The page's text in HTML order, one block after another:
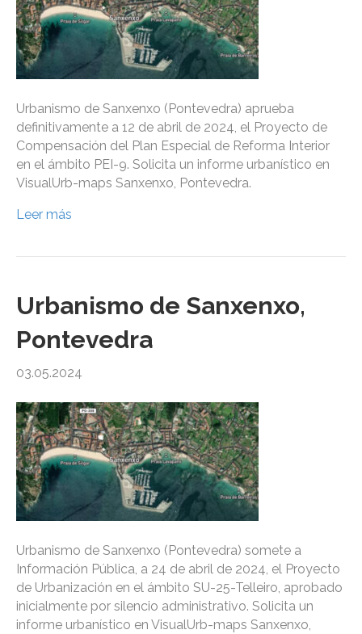
Urbanismo de Sanxenxo (Pontevedra) aprueba
definitivamente a 12 de abril de 2024, el Proyecto de
Compensación del Plan Especial de Reforma Interior
en el ámbito PEI-9. Solicita un informe urbanístico en
VisualUrb-maps Sanxenxo, Pontevedra.
Leer más
Urbanismo de Sanxenxo,
Pontevedra
03.05.2024
Urbanismo de Sanxenxo (Pontevedra) somete a
Información Pública, a 24 de abril de 2024, el Proyecto
de Urbanización en el ámbito SU-25-Telleiro, aprobado
inicialmente por silencio administrativo. Solicita un
informe urbanístico en VisualUrb-maps Sanxenxo,